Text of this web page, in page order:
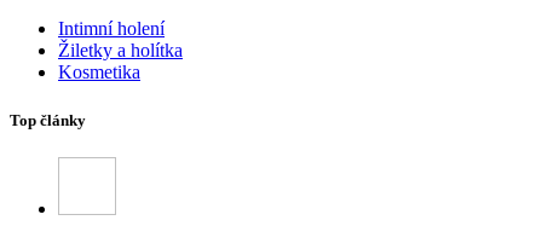
Intimní holení
Žiletky a holítka
Kosmetika
Top články